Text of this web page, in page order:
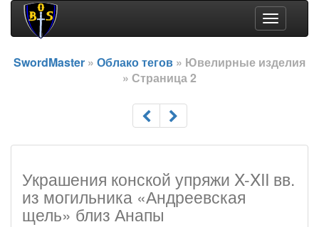
Toggle
navigation
SwordMaster » Облако тегов » Ювелирные изделия
» Страница 2
Украшения конской упряжи X-XII вв.
из могильника «Андреевская
щель» близ Анапы